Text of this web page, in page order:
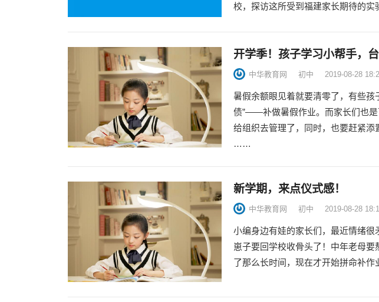
校，探访这所受到福建家长期待的
开学季！孩子学习小帮手，台
中华教育网 初中 2019-08-28
暑假余额眼见着就要清零了，有些孩
债”——补做暑假作业。而家长们也
给组织去管理了，同时，也要赶紧
……
新学期，来点仪式感！
中华教育网 初中 2019-08-28
小编身边有娃的家长们，最近情绪很
崽子要回学校收骨头了！中年老母要
了那么长时间，现在才开始拼命补